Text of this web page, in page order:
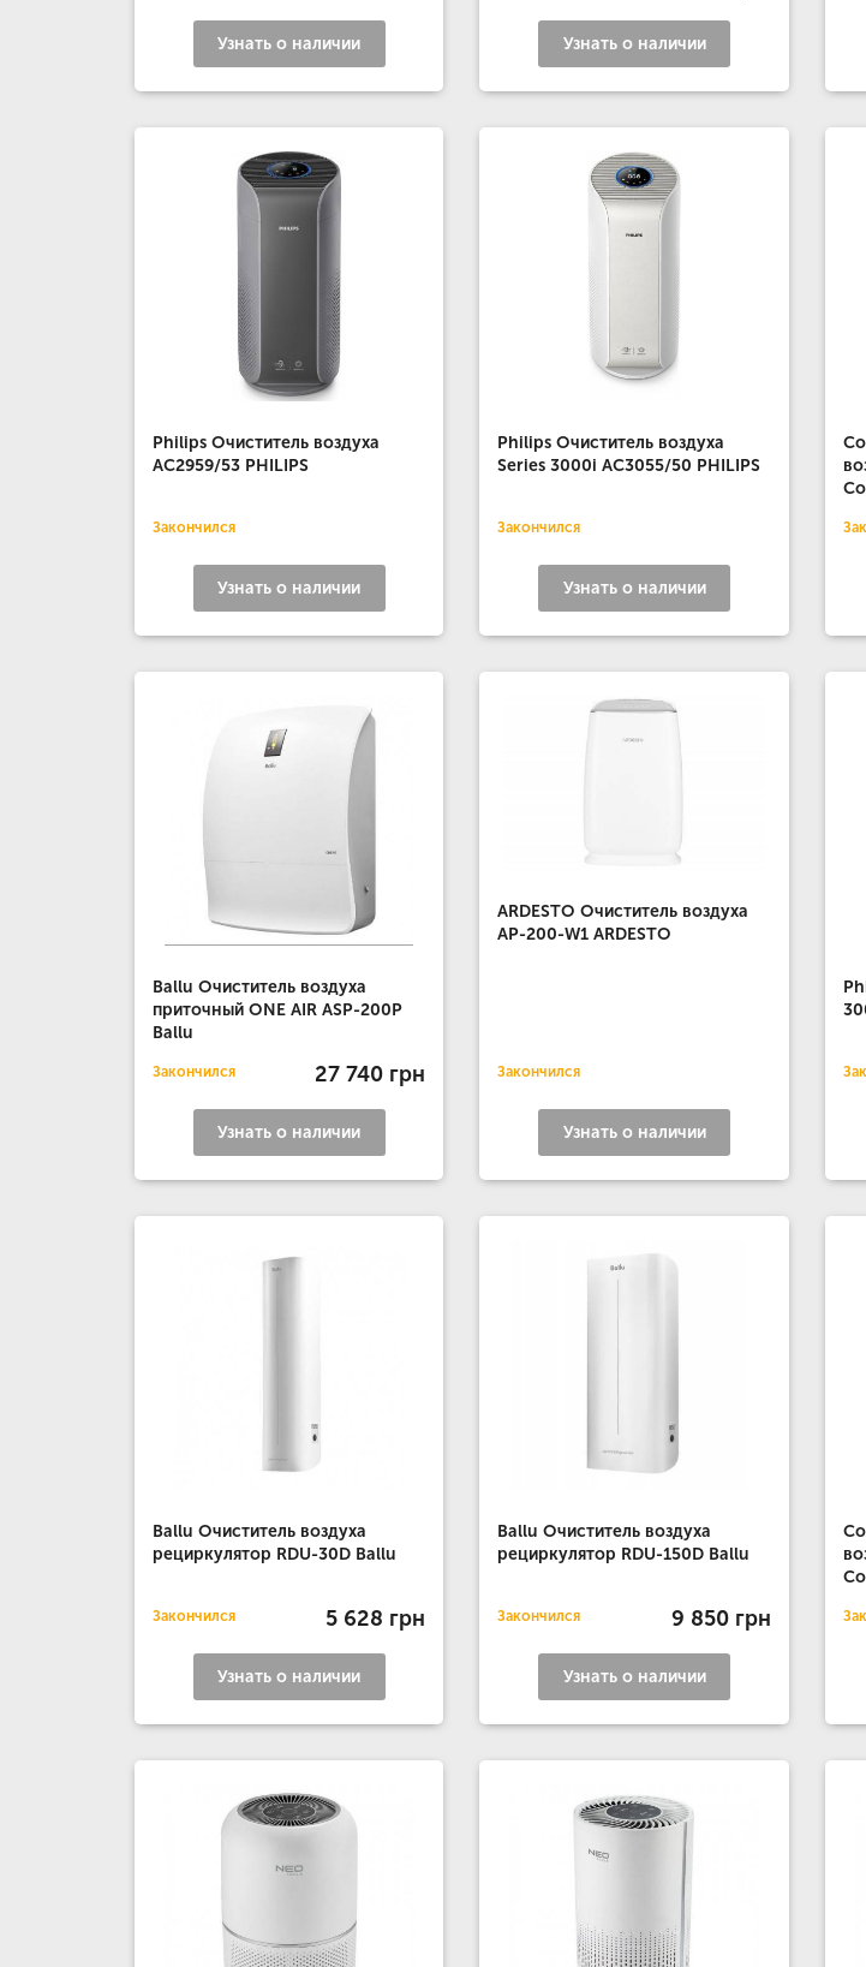
Узнать о наличии Узнать о наличии
Philips Очиститель воздуха
AC2959/53 PHILIPS
Закончился
Узнать о наличии
Philips Очиститель воздуха
Series 3000i AC3055/50 PHILIPS
Закончился
Узнать о наличии
Ballu Очиститель воздуха
приточный ONE AIR ASP-200P
Ballu
Закончился 27 740 грн
Узнать о наличии
ARDESTO Очиститель воздуха
AP-200-W1 ARDESTO
Закончился
Узнать о наличии
Ballu Очиститель воздуха
рециркулятор RDU-30D Ballu
Закончился 5 628 грн
Узнать о наличии
Ballu Очиститель воздуха
рециркулятор RDU-150D Ballu
Закончился 9 850 грн
Узнать о наличии